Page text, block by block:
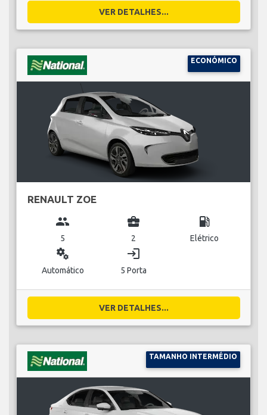
VER DETALHES...
ECONÓMICO
RENAULT ZOE
group
5
business_center
2
local_gas_station
Elétrico
miscellaneous_services
Automático
login
5 Porta
VER DETALHES...
TAMANHO INTERMÉDIO